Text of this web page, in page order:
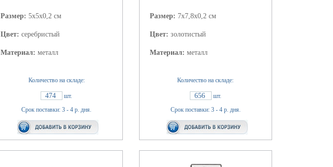
Размер: 5х5х0,2 см
Цвет: серебристый
Материал: металл
Количество на складе:
474
шт.
Срок поставки: 3 - 4 р. дня.
Размер: 7х7,8х0,2 см
Цвет: золотистый
Материал: металл
Количество на складе:
656
шт.
Срок поставки: 3 - 4 р. дня.